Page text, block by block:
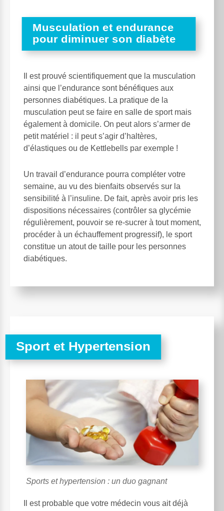
Musculation et endurance
pour diminuer son diabète
Il est prouvé scientifiquement que la musculation
ainsi que l’endurance sont bénéfiques aux
personnes diabétiques. La pratique de la
musculation peut se faire en salle de sport mais
également à domicile. On peut alors s’armer de
petit matériel : il peut s’agir d’haltères,
d’élastiques ou de Kettlebells par exemple !
Un travail d’endurance pourra compléter votre
semaine, au vu des bienfaits observés sur la
sensibilité à l’insuline. De fait, après avoir pris les
dispositions nécessaires (contrôler sa glycémie
régulièrement, pouvoir se re-sucrer à tout moment,
procéder à un échauffement progressif), le sport
constitue un atout de taille pour les personnes
diabétiques.
Sport et Hypertension
Sports et hypertension : un duo gagnant
Il est probable que votre médecin vous ait déjà